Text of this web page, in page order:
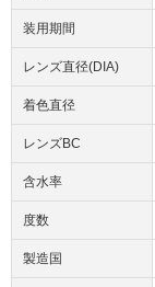
装用期間
レンズ直径(DIA)
着色直径
レンズBC
含水率
度数
製造国